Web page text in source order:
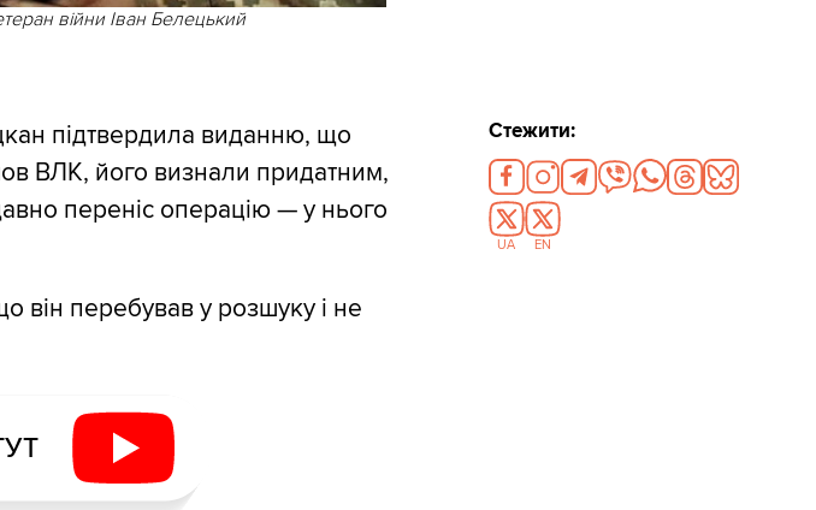
війни Іван Белецький
підтвердила виданню, що
ВЛК, його визнали придатним,
переніс операцію — у нього
він перебував у розшуку і не
Стежити:
UA EN